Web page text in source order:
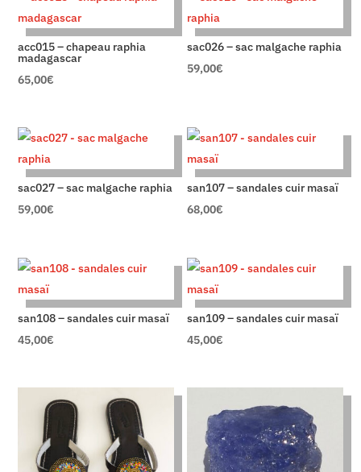
acc015 – chapeau raphia
madagascar
65,00€
sac026 – sac malgache raphia
59,00€
sac027 – sac malgache raphia
59,00€
san107 – sandales cuir masaï
68,00€
san108 – sandales cuir masaï
45,00€
san109 – sandales cuir masaï
45,00€